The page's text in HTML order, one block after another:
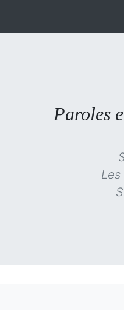
Paroles